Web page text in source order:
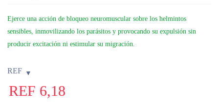
Ejerce una acción de bloqueo neuromuscular sobre los helmintos
sensibles, inmovilizando los parásitos y provocando su expulsión sin
producir excitación ni estimular su migración.
REF
REF 6,18